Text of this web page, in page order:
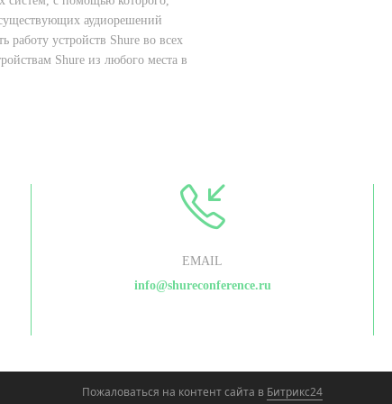
аудиорешений
работу устройств Shure во всех
Shure из любого места в
EMAIL
info@shureconference.ru
Пожаловаться на контент cайта в Битрикс24